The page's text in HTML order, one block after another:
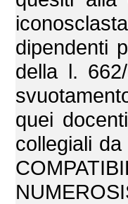
dipendenti
della l.
quei
collegiali